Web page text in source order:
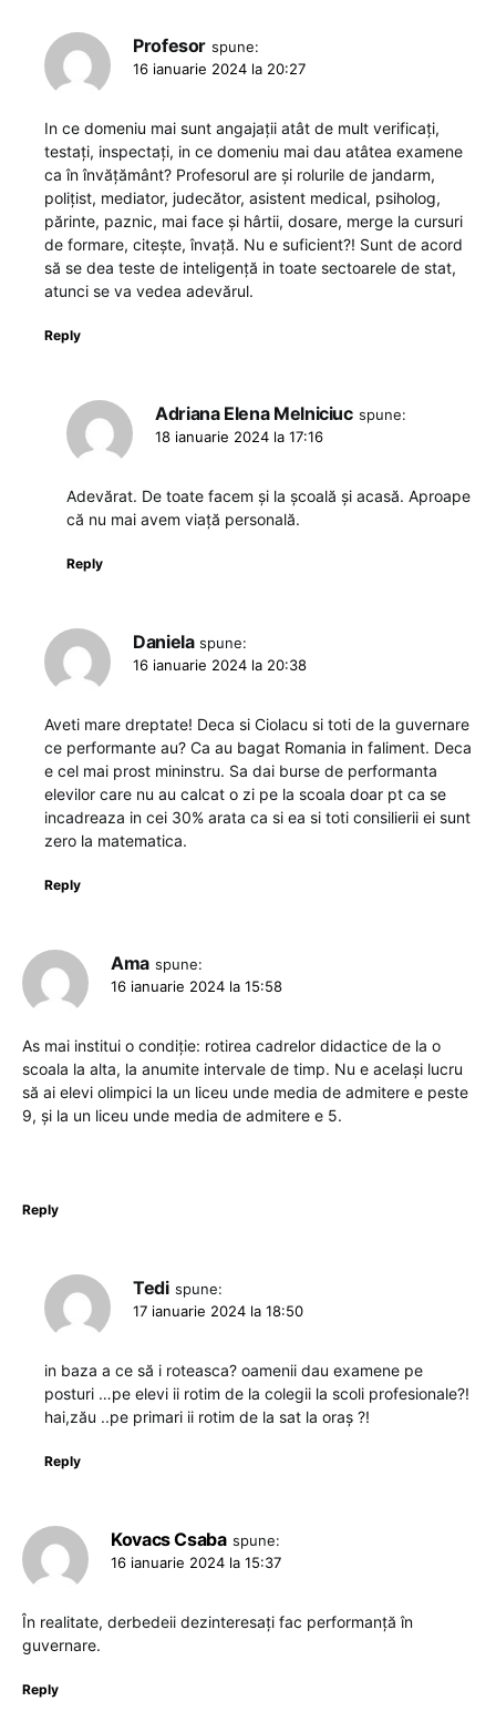
Profesor spune:
16 ianuarie 2024 la 20:27
In ce domeniu mai sunt angajații atât de mult verificați,
testați, inspectați, in ce domeniu mai dau atâtea examene
ca în învățământ? Profesorul are și rolurile de jandarm,
polițist, mediator, judecător, asistent medical, psiholog,
părinte, paznic, mai face și hârtii, dosare, merge la cursuri
de formare, citește, învață. Nu e suficient?! Sunt de acord
să se dea teste de inteligență in toate sectoarele de stat,
atunci se va vedea adevărul.
Reply
Adriana Elena Melniciuc spune:
18 ianuarie 2024 la 17:16
Adevărat. De toate facem și la școală și acasă. Aproape
că nu mai avem viață personală.
Reply
Daniela spune:
16 ianuarie 2024 la 20:38
Aveti mare dreptate! Deca si Ciolacu si toti de la guvernare
ce performante au? Ca au bagat Romania in faliment. Deca
e cel mai prost mininstru. Sa dai burse de performanta
elevilor care nu au calcat o zi pe la scoala doar pt ca se
incadreaza in cei 30% arata ca si ea si toti consilierii ei sunt
zero la matematica.
Reply
Ama spune:
16 ianuarie 2024 la 15:58
As mai institui o condiție: rotirea cadrelor didactice de la o
scoala la alta, la anumite intervale de timp. Nu e același lucru
să ai elevi olimpici la un liceu unde media de admitere e peste
9, și la un liceu unde media de admitere e 5.
Reply
Tedi spune:
17 ianuarie 2024 la 18:50
in baza a ce să i roteasca? oamenii dau examene pe
posturi …pe elevi ii rotim de la colegii la scoli profesionale?!
hai,zău ..pe primari ii rotim de la sat la oraș ?!
Reply
Kovacs Csaba spune:
16 ianuarie 2024 la 15:37
În realitate, derbedeii dezinteresați fac performanță în
guvernare.
Reply